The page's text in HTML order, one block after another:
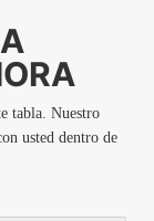
tabla. Nuestro
usted dentro de